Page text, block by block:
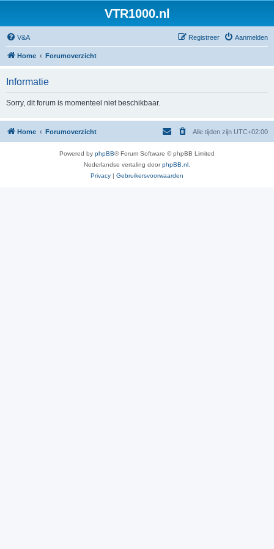
VTR1000.nl
V&A Aanmelden
Registreer
Home Forumoverzicht
Informatie
Sorry, dit forum is momenteel niet beschikbaar.
Home Forumoverzicht Alle tijden zijn UTC+02:00
Powered by phpBB® Forum Software © phpBB Limited
Nederlandse vertaling doorphpBB.nl
Privacy | Gebruikersvoorwaarden